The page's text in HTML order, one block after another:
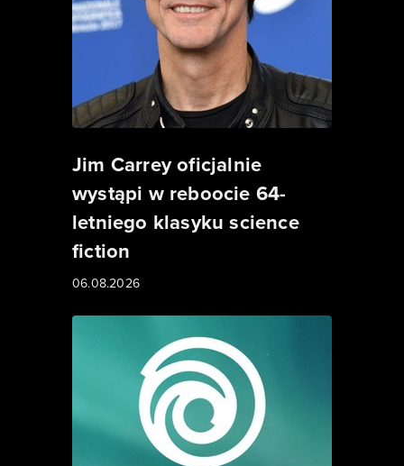
Jim Carrey oficjalnie
wystąpi w reboocie 64-
letniego klasyku science
fiction
06.08.2026